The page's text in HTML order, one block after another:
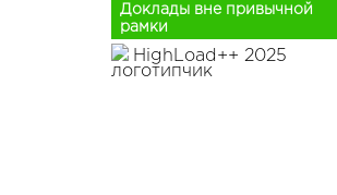
Доклады вне привычной
рамки
HighLoad++ 2025